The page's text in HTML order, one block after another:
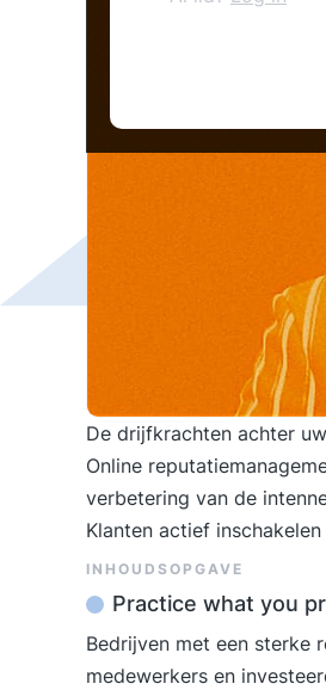
De drijfkrachten achter
Online
verbetering van de
Klanten actief
INHOUDSOPGAVE
Practice what you
Bedrijven met een sterke
medewerkers en